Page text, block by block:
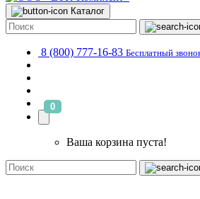
Каталог
8 (800) 777-16-83 Бесплатный
0
Ваша корзина пуста!